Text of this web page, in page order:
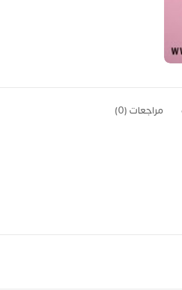
مراجعات (0)